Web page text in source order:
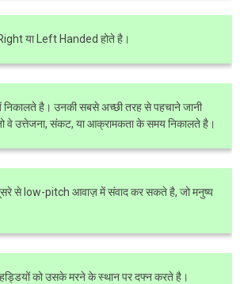
Right या Left Handed होते है।
निकालते है। उनकी सबसे अच्छी तरह से पहचाने जानी
वे उत्तेजना, संकट, या आक्रामकता के समय निकालते है।
से low-pitch आवाज़ में संवाद कर सकते है, जो मनुष्य
हड्डियों को उसके मरने के स्थान पर दफ्न करते है।